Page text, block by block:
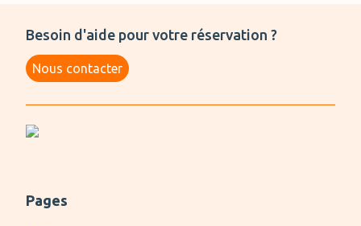
Besoin d'aide pour votre réservation ?
Nous contacter
Pages